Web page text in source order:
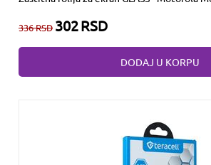
336RSD 302RSD
DODAJ U KORPU